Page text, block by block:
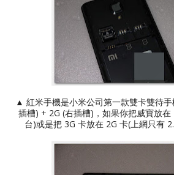
▲ 紅米手機是小米公司第一款雙卡雙待
插槽) + 2G (右插槽)，如果你把威寶放在
台)或是把 3G 卡放在 2G 卡(上網只有